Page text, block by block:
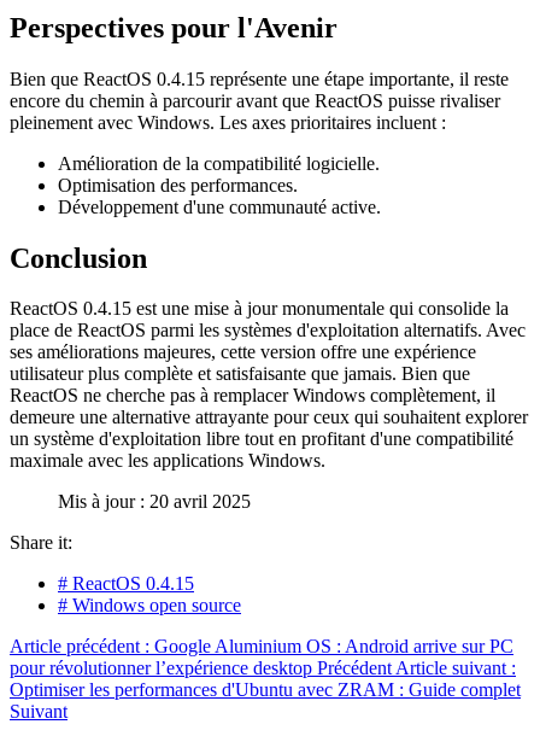
Perspectives pour l'Avenir
Bien que ReactOS 0.4.15 représente une étape importante, il reste
encore du chemin à parcourir avant que ReactOS puisse rivaliser
pleinement avec Windows. Les axes prioritaires incluent :
Amélioration de la compatibilité logicielle.
Optimisation des performances.
Développement d'une communauté active.
Conclusion
ReactOS 0.4.15 est une mise à jour monumentale qui consolide la
place de ReactOS parmi les systèmes d'exploitation alternatifs. Avec
ses améliorations majeures, cette version offre une expérience
utilisateur plus complète et satisfaisante que jamais. Bien que
ReactOS ne cherche pas à remplacer Windows complètement, il
demeure une alternative attrayante pour ceux qui souhaitent explorer
un système d'exploitation libre tout en profitant d'une compatibilité
maximale avec les applications Windows.
Mis à jour : 20 avril 2025
Share it:
# ReactOS 0.4.15
# Windows open source
Article précédent : Google Aluminium OS : Android arrive sur PC
pour révolutionner l’expérience desktop PrécédentArticle suivant :
Optimiser les performances d'Ubuntu avec ZRAM : Guide complet
Suivant